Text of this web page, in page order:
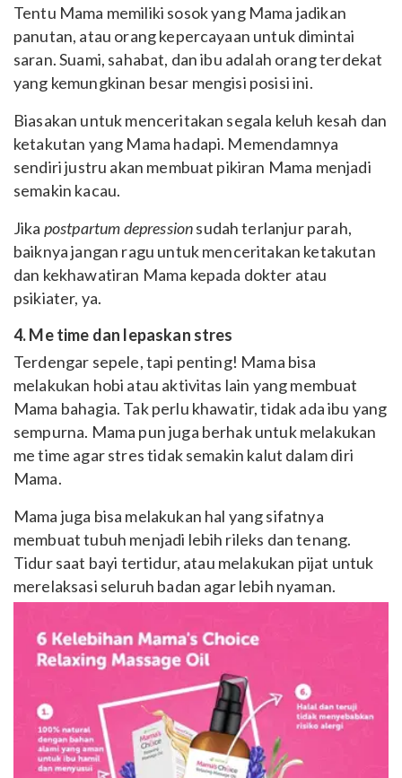
Tentu Mama memiliki sosok yang Mama jadikan
panutan, atau orang kepercayaan untuk dimintai
saran. Suami, sahabat, dan ibu adalah orang terdekat
yang kemungkinan besar mengisi posisi ini.
Biasakan untuk menceritakan segala keluh kesah dan
ketakutan yang Mama hadapi. Memendamnya
sendiri justru akan membuat pikiran Mama menjadi
semakin kacau.
Jika postpartum depressionsudah terlanjur parah,
baiknya jangan ragu untuk menceritakan ketakutan
dan kekhawatiran Mama kepada dokter atau
psikiater, ya.
4. Me time dan lepaskan stres
Terdengar sepele, tapi penting! Mama bisa
melakukan hobi atau aktivitas lain yang membuat
Mama bahagia. Tak perlu khawatir, tidak ada ibu yang
sempurna. Mama pun juga berhak untuk melakukan
me time agar stres tidak semakin kalut dalam diri
Mama.
Mama juga bisa melakukan hal yang sifatnya
membuat tubuh menjadi lebih rileks dan tenang.
Tidur saat bayi tertidur, atau melakukan pijat untuk
merelaksasi seluruh badan agar lebih nyaman.